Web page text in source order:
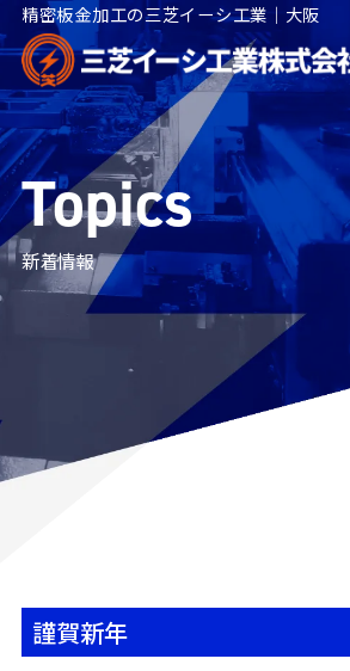
精密板金加工の三芝イーシ工業｜大阪
新着情報
Topics
謹賀新年